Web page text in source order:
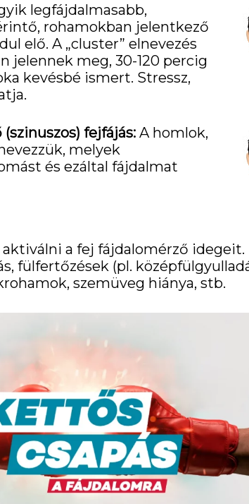
legfájdalmasabb,
rohamokban jelentkező
elő. A „cluster” elnevezés
jelennek meg, 30-120 percig
kevésbé ismert. Stressz,
fejfájás: A homlok,
melyek
és ezáltal fájdalmat
a fej fájdalomérző idegeit.
fülfertőzések (pl.
szemüveg hiánya, stb.